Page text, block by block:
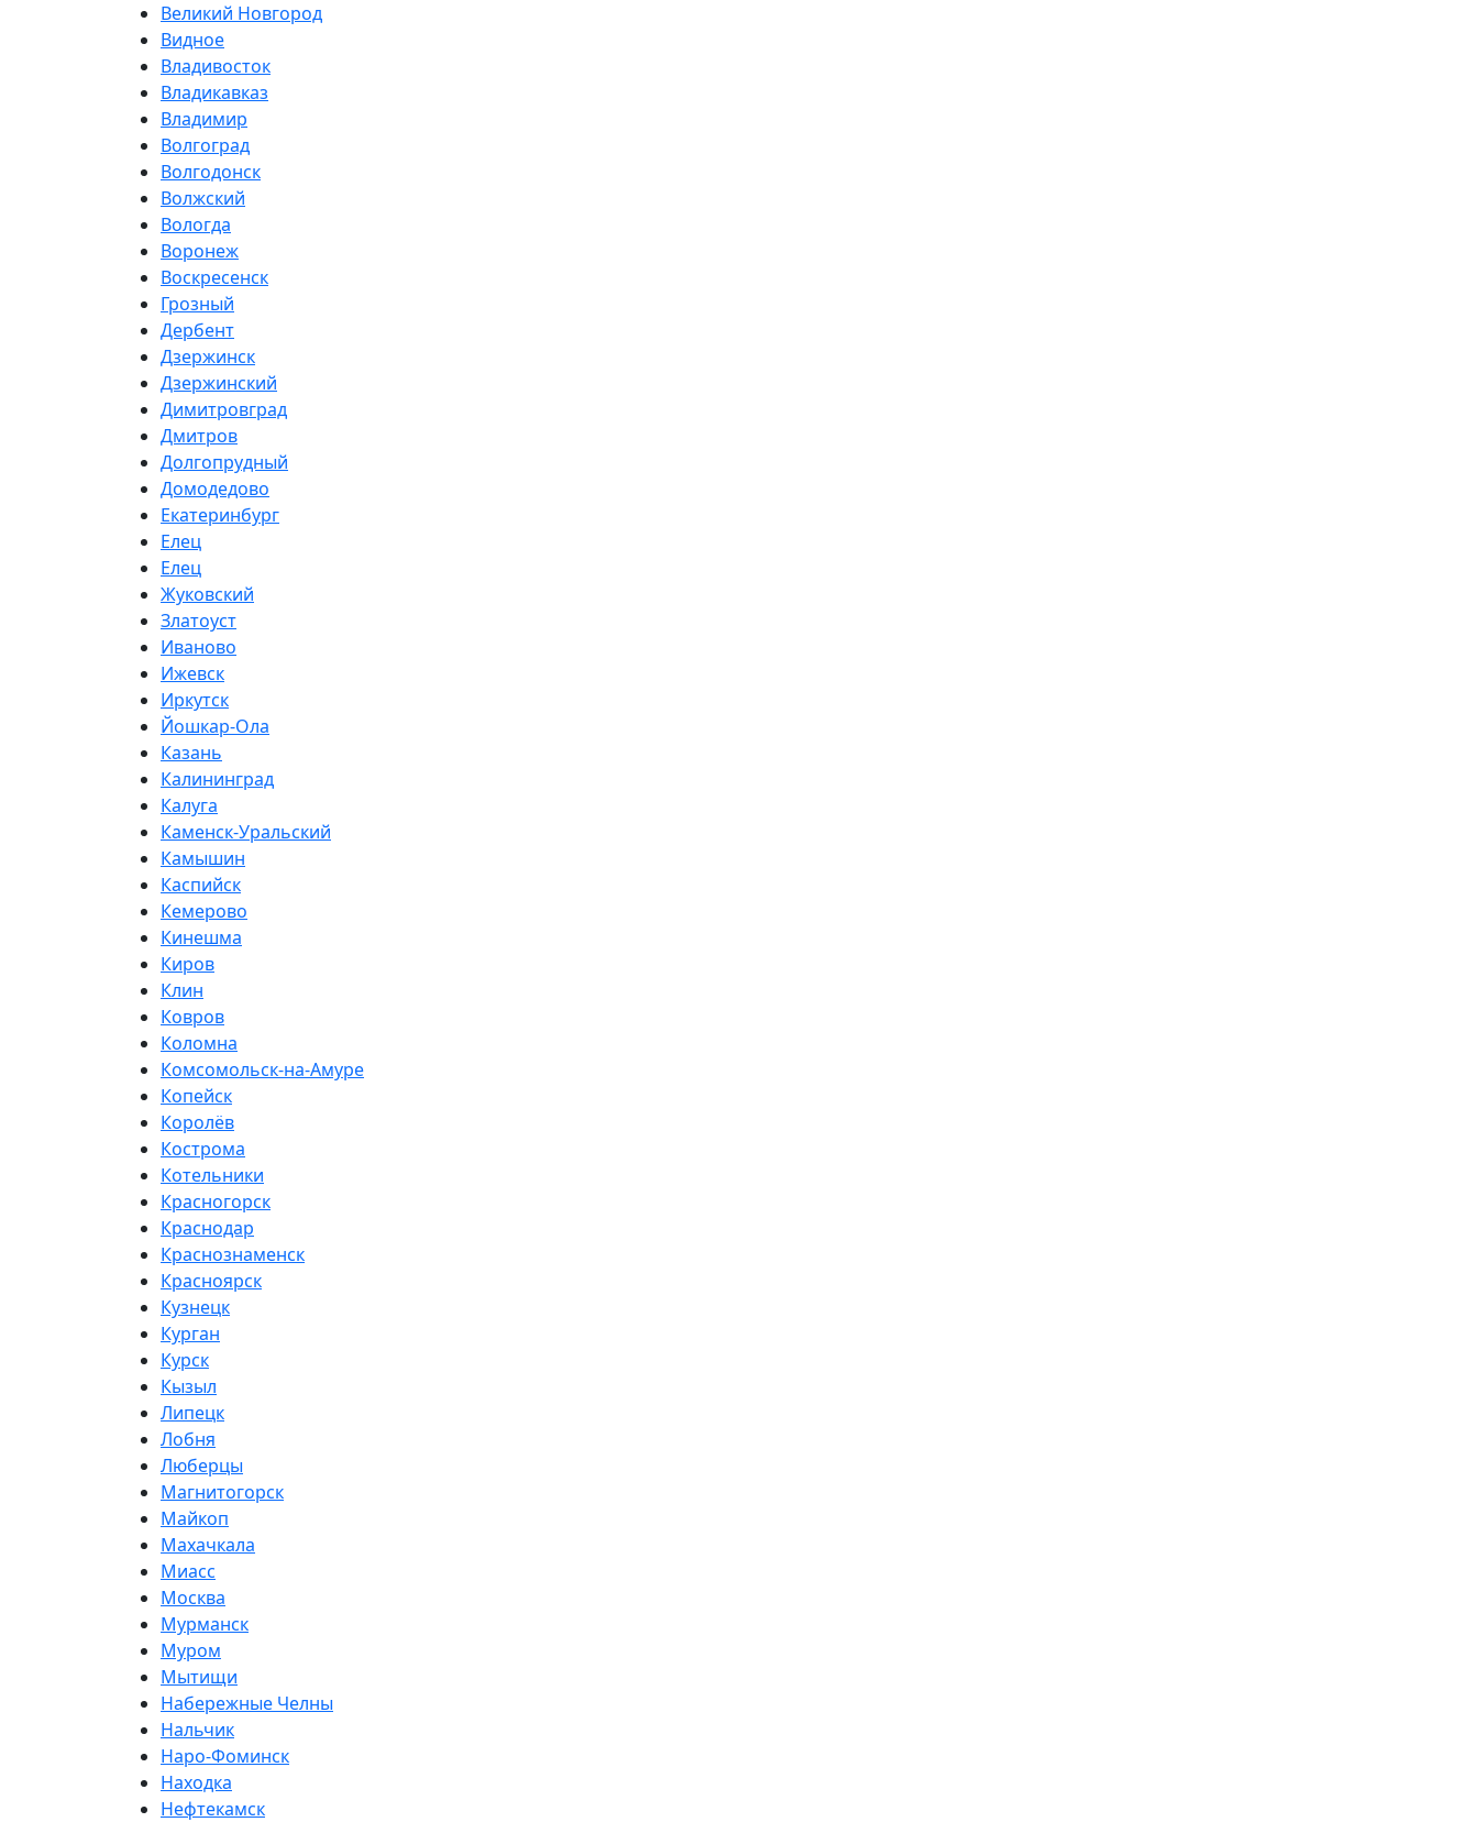
Великий Новгород
Видное
Владивосток
Владикавказ
Владимир
Волгоград
Волгодонск
Волжский
Вологда
Воронеж
Воскресенск
Грозный
Дербент
Дзержинск
Дзержинский
Димитровград
Дмитров
Долгопрудный
Домодедово
Екатеринбург
Елец
Елец
Жуковский
Златоуст
Иваново
Ижевск
Иркутск
Йошкар-Ола
Казань
Калининград
Калуга
Каменск-Уральский
Камышин
Каспийск
Кемерово
Кинешма
Киров
Клин
Ковров
Коломна
Комсомольск-на-Амуре
Копейск
Королёв
Кострома
Котельники
Красногорск
Краснодар
Краснознаменск
Красноярск
Кузнецк
Курган
Курск
Кызыл
Липецк
Лобня
Люберцы
Магнитогорск
Майкоп
Махачкала
Миасс
Москва
Мурманск
Муром
Мытищи
Набережные Челны
Нальчик
Наро-Фоминск
Находка
Нефтекамск